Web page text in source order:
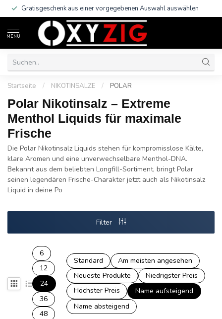
Gratisgeschenk aus einer vorgegebenen Auswahl auswählen
MENU
Startseite / NIKOTINSALZE / POLAR
Polar Nikotinsalz – Extreme
Menthol Liquids für maximale
Frische
Die Polar Nikotinsalz Liquids stehen für kompromisslose Kälte,
klare Aromen und eine unverwechselbare Menthol-DNA.
Bekannt aus dem beliebten Longfill-Sortiment, bringt Polar
seinen legendären Frische-Charakter jetzt auch als Nikotinsalz
Liquid in deine Po
Filter
6
12
24
36
48
Standard
Am meisten angesehen
Neueste Produkte
Niedrigster Preis
Höchster Preis
Name aufsteigend
Name absteigend